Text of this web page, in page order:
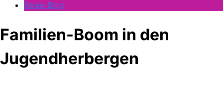
Reise-Blog
Familien-Boom in den
Jugendherbergen